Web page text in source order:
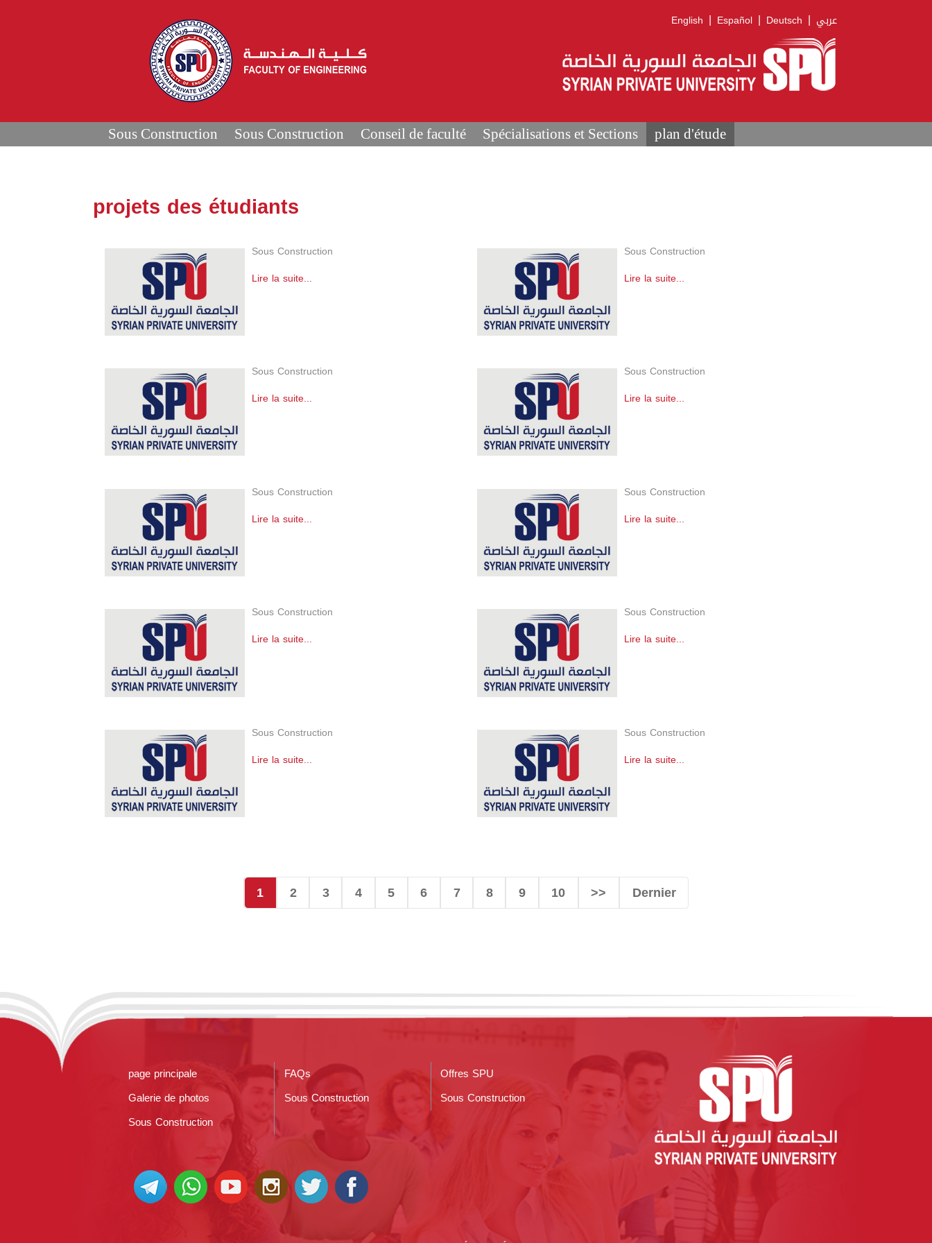
English | Español | Deutsch | عربي
Sous Construction Sous Construction Conseil de faculté Spécialisations et Sections plan d'étude
projets des étudiants
Sous Construction
Lire la suite...
Sous Construction
Lire la suite...
Sous Construction
Lire la suite...
Sous Construction
Lire la suite...
Sous Construction
Lire la suite...
Sous Construction
Lire la suite...
Sous Construction
Lire la suite...
Sous Construction
Lire la suite...
Sous Construction
Lire la suite...
Sous Construction
Lire la suite...
1 2 3 4 5 6 7 8 9 10 >> Dernier
page principale FAQs
Offres SPU
Galerie de photos
Sous Construction
Sous Construction
Sous Construction